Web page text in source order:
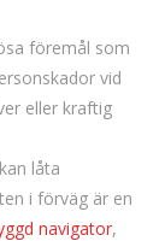
föremål som
vid
eller kraftig
låta
i förväg är en
navigator,